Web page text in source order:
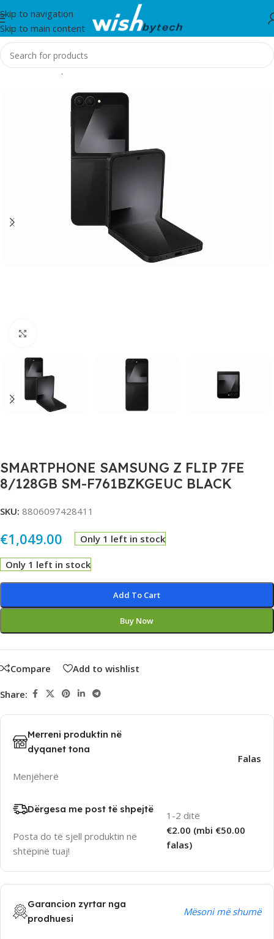
Skip to navigation
Skip to main content
Home/Smartphones
SMARTPHONE SAMSUNG Z FLIP 7FE
8/128GB SM-F761BZKGEUC BLACK
SKU: 8806097428411
€1,049.00 Only 1 left in stock
Only 1 left in stock
Add To Cart
Buy Now
Compare Add to wishlist
Share:
Merreni produktin në
dyqanet tona
Menjëherë
Falas
Dërgesa me post të shpejtë
Posta do të sjell produktin në
shtëpinë tuaj!
1-2 ditë
€2.00 (mbi €50.00
falas)
Garancion zyrtar nga
prodhuesi
Mësoni më shumë